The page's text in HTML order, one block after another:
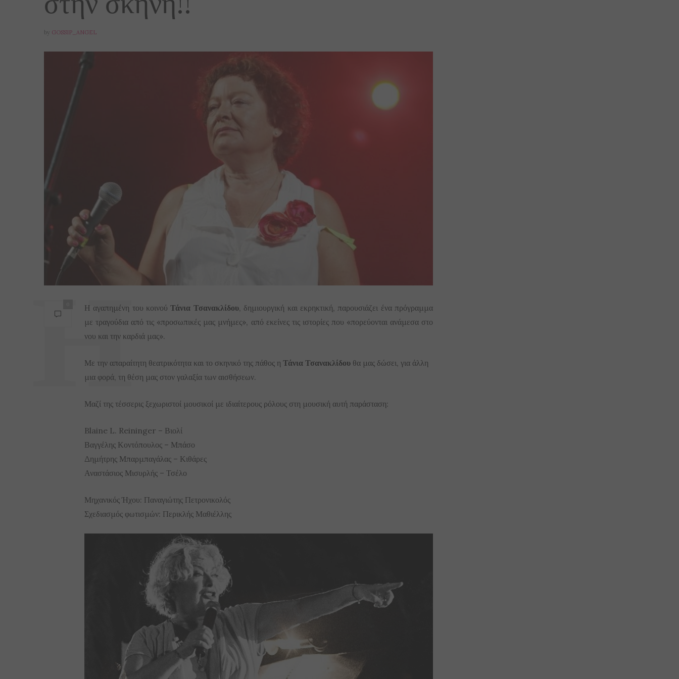
by GOSSIP_ANGEL
Η αγαπημένη του κοινούΤάνια Τσανακλίδου, δημιουργική και εκρηκτική, παρουσιάζει ένα πρόγραμμα
με τραγούδια από τις «προσωπικές μας μνήμες», από εκείνες τις ιστορίες που «πορεύονται ανάμεσα στο
νου και την καρδιά μας».
Με την απαραίτητη θεατρικότητα και το σκηνικό της πάθος η Τάνια Τσανακλίδου θα μας δώσει, για άλλη
μια φορά, τη θέση μας στον γαλαξία των αισθήσεων.
Μαζί της τέσσερις ξεχωριστοί μουσικοί με ιδιαίτερους ρόλους στη μουσική αυτή παράσταση:
Blaine L. Reininger – Βιολί
Βαγγέλης Κοντόπουλος – Μπάσο
Δημήτρης Μπαρμπαγάλας – Κιθάρες
Αναστάσιος Μισυρλής – Τσέλο
Μηχανικός Ήχου: Παναγιώτης Πετρονικολός
Σχεδιασμός φωτισμών: Περικλής Μαθιέλλης